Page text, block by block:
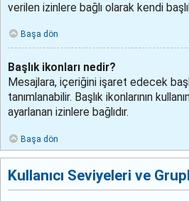
verilen izinlere bağlı olarak kendi
Başa dön
Başlık ikonları nedir?
Mesajlara, içeriğini işaret edecek
tanımlanabilir. Başlık ikonlarının
ayarlanan izinlere bağlıdır.
Başa dön
Kullanıcı Seviyeleri ve